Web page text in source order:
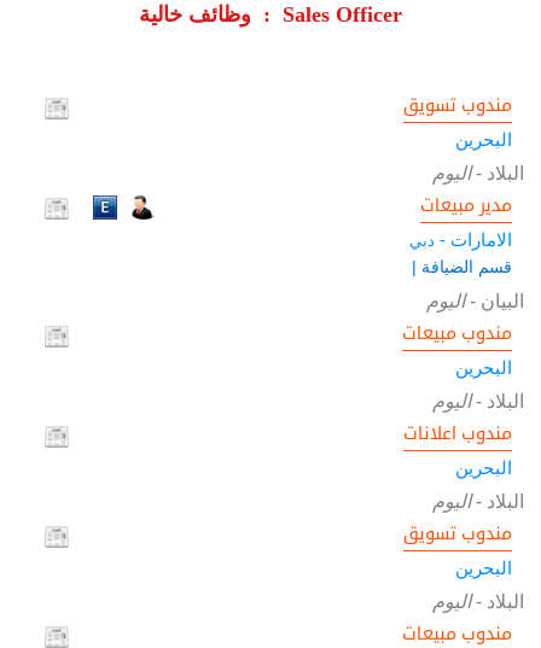
وظائف خالية : Sales Officer
مندوب تسويق
البحرين
البلاد -اليوم
مدير مبيعات
الامارات - دبي
قسم الضيافة |
البيان -اليوم
مندوب مبيعات
البحرين
البلاد -اليوم
مندوب اعلانات
البحرين
البلاد -اليوم
مندوب تسويق
البحرين
البلاد -اليوم
مندوب مبيعات